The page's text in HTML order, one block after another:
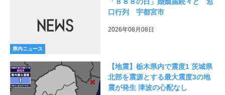
県内ニュース
「８８８の日」婚姻届続々と 窓
口行列 宇都宮市
2026年08月08日
【地震】栃木県内で震度1 茨城県
北部を震源とする最大震度3の地
震が発生 津波の心配なし